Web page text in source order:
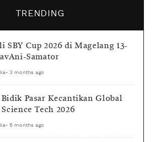
TRENDING
SBY Cup 2026 di Magelang 13-
Samator
• 3 months ago
Pasar Kecantikan Global
Tech 2026
• 6 months ago